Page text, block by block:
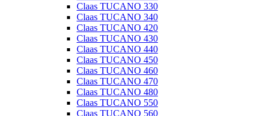
Claas TUCANO 330
Claas TUCANO 340
Claas TUCANO 420
Claas TUCANO 430
Claas TUCANO 440
Claas TUCANO 450
Claas TUCANO 460
Claas TUCANO 470
Claas TUCANO 480
Claas TUCANO 550
Claas TUCANO 560